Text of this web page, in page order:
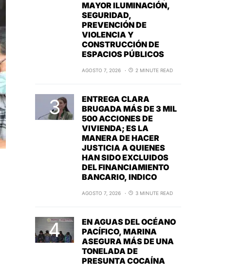
MAYOR ILUMINACIÓN,
SEGURIDAD,
PREVENCIÓN DE
VIOLENCIA Y
CONSTRUCCIÓN DE
ESPACIOS PÚBLICOS
AGOSTO 7, 2026 2 MINUTE READ
ENTREGA CLARA
BRUGADA MÁS DE 3 MIL
500 ACCIONES DE
VIVIENDA; ES LA
MANERA DE HACER
JUSTICIA A QUIENES
HAN SIDO EXCLUIDOS
DEL FINANCIAMIENTO
BANCARIO, INDICO
AGOSTO 7, 2026 3 MINUTE READ
EN AGUAS DEL OCÉANO
PACÍFICO, MARINA
ASEGURA MÁS DE UNA
TONELADA DE
PRESUNTA COCAÍNA